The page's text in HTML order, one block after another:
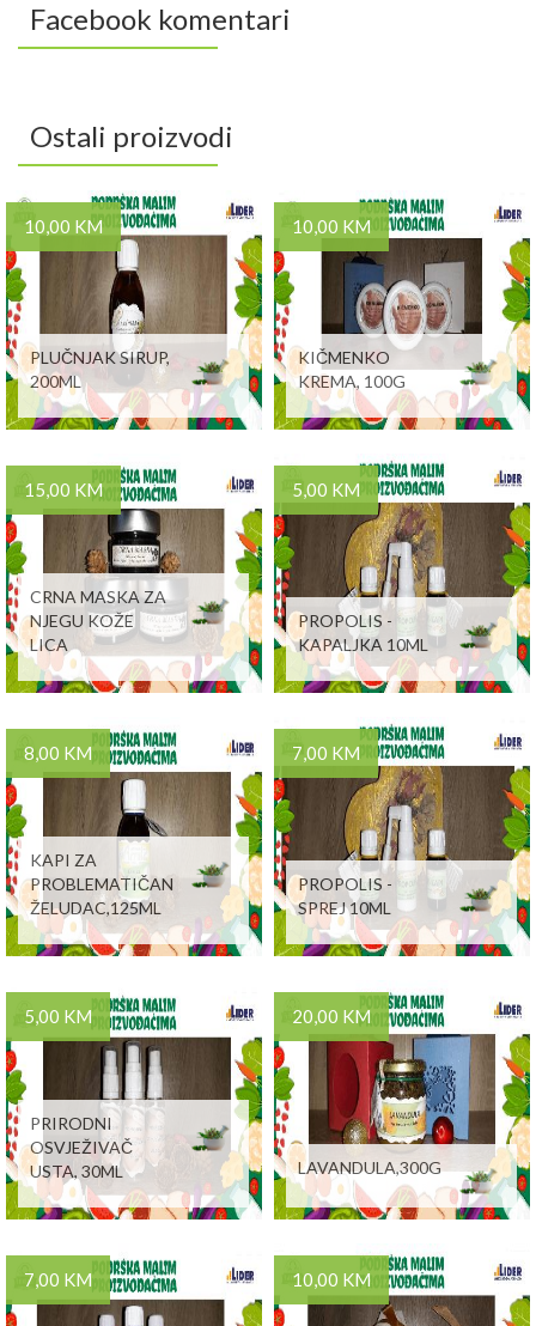
Facebook komentari
Ostali proizvodi
10,00 KM
PLUČNJAK SIRUP,
200ML
10,00 KM
KIČMENKO
KREMA, 100G
15,00 KM
CRNA MASKA ZA
NJEGU KOŽE
LICA
5,00 KM
PROPOLIS -
KAPALJKA 10ML
8,00 KM
KAPI ZA
PROBLEMATIČAN
ŽELUDAC,125ML
7,00 KM
PROPOLIS -
SPREJ 10ML
5,00 KM
PRIRODNI
OSVJEŽIVAČ
USTA, 30ML
20,00 KM
LAVANDULA,300G
7,00 KM 10,00 KM